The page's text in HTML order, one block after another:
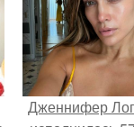
Дженнифер